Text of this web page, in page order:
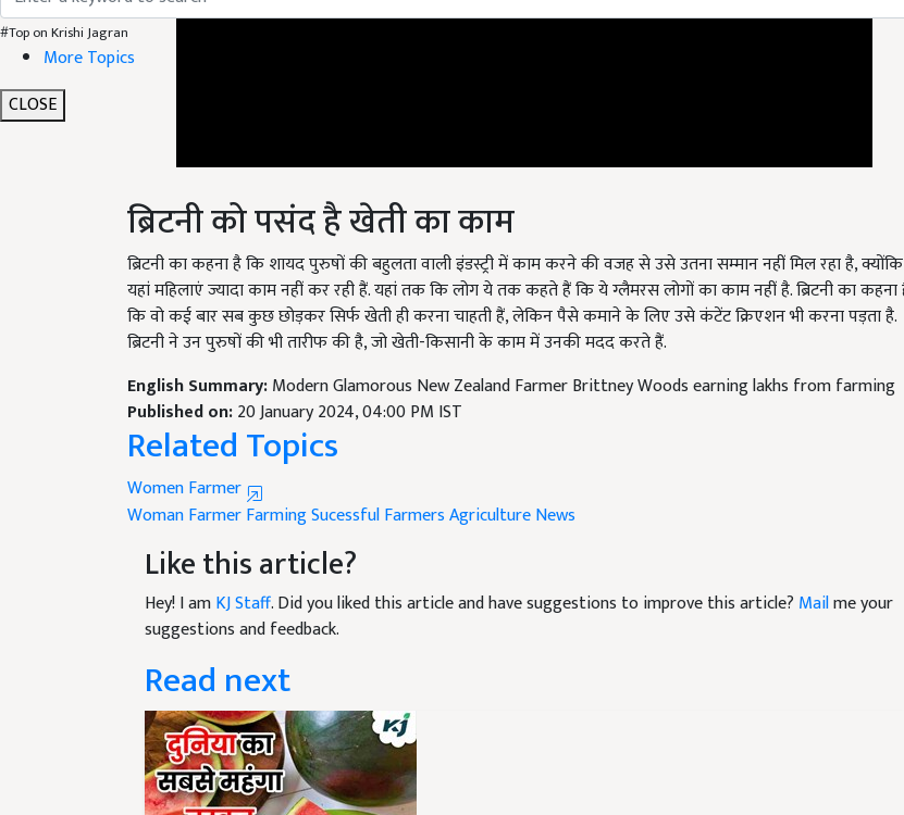
#Top on Krishi Jagran
More Topics
CLOSE
ब्रिटनी को पसंद है खेती का काम
ब्रिटनी का कहना है कि शायद पुरुषों की बहुलता वाली इंडस्ट्री में काम करने की वजह से उसे उतना सम्मान नहीं मिल रहा है, क्योंकि
यहां महिलाएं ज्यादा काम नहीं कर रही हैं. यहां तक कि लोग ये तक कहते हैं कि ये ग्लैमरस लोगों का काम नहीं है. ब्रिटनी का कहना है
कि वो कई बार सब कुछ छोड़कर सिर्फ खेती ही करना चाहती हैं, लेकिन पैसे कमाने के लिए उसे कंटेंट क्रिएशन भी करना पड़ता है.
ब्रिटनी ने उन पुरुषों की भी तारीफ की है, जो खेती-किसानी के काम में उनकी मदद करते हैं.
English Summary:
Modern Glamorous New Zealand Farmer Brittney Woods earning lakhs from farming
Published on:20 January 2024, 04:00 PM IST
Related Topics
Women Farmer
Woman Farmer Farming
Like this article?
Hey! I amKJ Staff. Did you liked this article and have suggestions to improve this article?
suggestions and feedback.
Read next